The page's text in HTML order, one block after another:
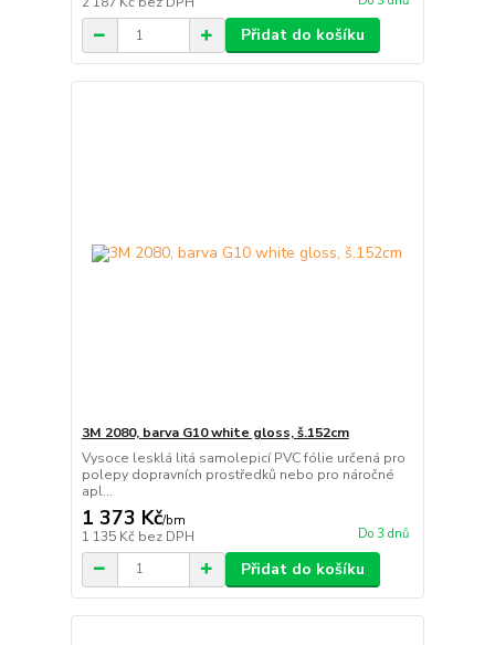
Přidat do košíku
3M 2080, barva G10 white gloss, š.152cm
Vysoce lesklá litá samolepicí PVC fólie určená pro
polepy dopravních prostředků nebo pro náročné
apl...
1 373 Kč/bm
1 135 Kč bez DPH Do 3 dnů
Přidat do košíku